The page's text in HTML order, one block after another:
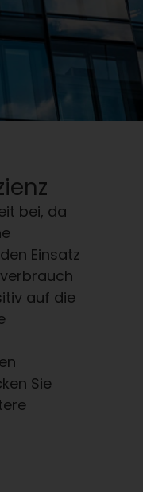
bei, da
Einsatz
auf die
Sie